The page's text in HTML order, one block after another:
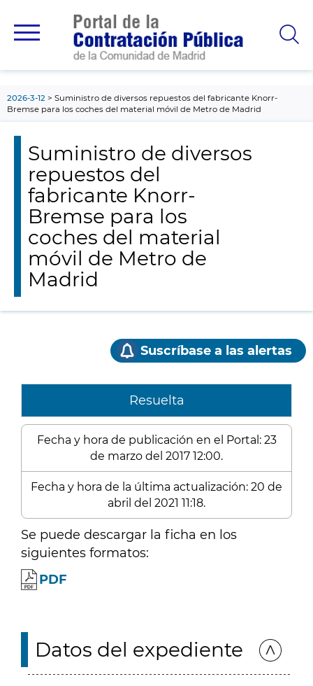
principal
2026-3-12
Suministro de diversos repuestos del fabricante Knorr-
Bremse para los coches del material móvil de Metro de Madrid
Suministro de diversos
repuestos del
fabricante Knorr-
Bremse para los
coches del material
móvil de Metro de
Madrid
Suscríbase a las alertas
Resuelta
Fecha y hora de publicación en el Portal: 23
de marzo del 2017 12:00.
Fecha y hora de la última actualización: 20 de
abril del 2021 11:18.
Se puede descargar la ficha en los
siguientes formatos:
PDF
Datos del expediente